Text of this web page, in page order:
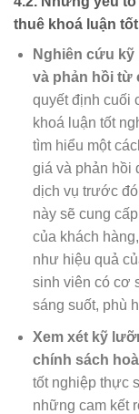
thuê khoá luận
Nghiên cứu
và phản hồi từ
quyết định cuối
khoá luận tốt
tìm hiểu một
giá và phản hồi
dịch vụ trước
này sẽ cung
của khách
như hiệu quả
sinh viên có cơ
sáng suốt, phù
Xem xét kỹ
chính sách
tốt nghiệp thực
những cam kết